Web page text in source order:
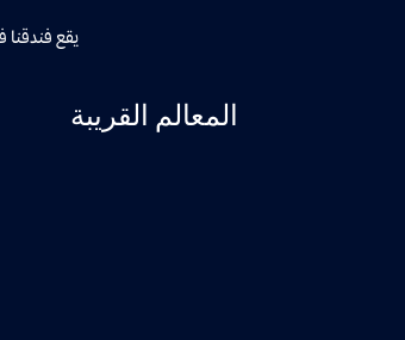
يقع فندقنا
المعالم القريبة